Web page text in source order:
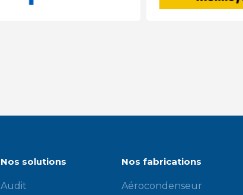
Nos solutions
Audit
Nos fabrications
Aérocondenseur